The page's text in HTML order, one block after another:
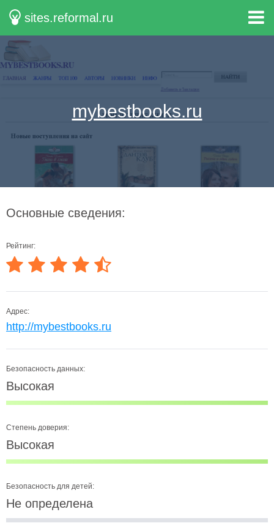
sites.reformal.ru
mybestbooks.ru
Основные сведения:
Рейтинг:
Адрес:
http://mybestbooks.ru
Безопасность данных:
Высокая
Степень доверия:
Высокая
Безопасность для детей:
Не определена